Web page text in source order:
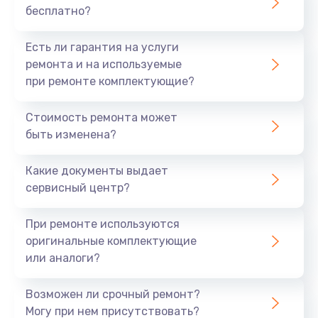
Заказать
Не заряжается
Восстановление после попадания влаги
Заказать
бесплатно?
Есть ли гарантия на услуги
ремонта и на используемые
при ремонте комплектующие?
Стоимость ремонта может
быть изменена?
Какие документы выдает
сервисный центр?
При ремонте используются
оригинальные комплектующие
или аналоги?
Возможен ли срочный ремонт?
Могу при нем присутствовать?